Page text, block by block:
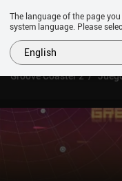
Groove Coaster 2
The language of the page
system language. Please
English